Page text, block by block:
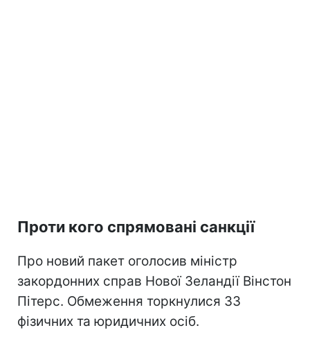
Проти кого спрямовані санкції
Про новий пакет оголосив міністр
закордонних справ Нової Зеландії Вінстон
Пітерс. Обмеження торкнулися 33
фізичних та юридичних осіб.